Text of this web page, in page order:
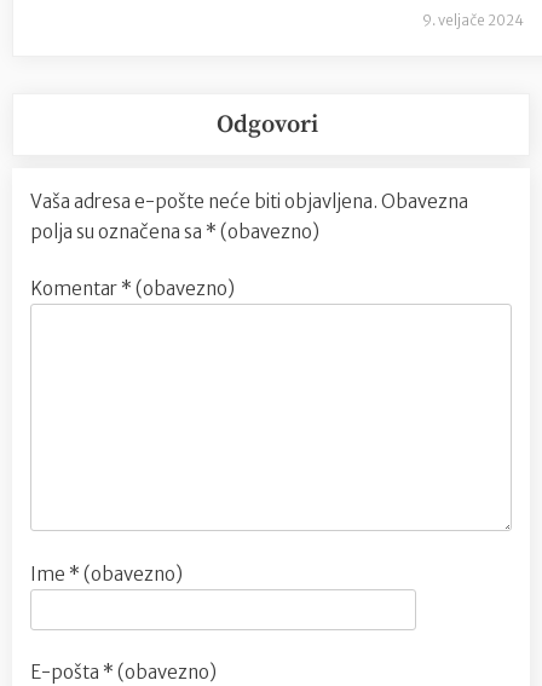
9. veljače 2024
Odgovori
Vaša adresa e-pošte neće biti objavljena. Obavezna
polja su označena sa * (obavezno)
Komentar * (obavezno)
Ime * (obavezno)
E-pošta * (obavezno)